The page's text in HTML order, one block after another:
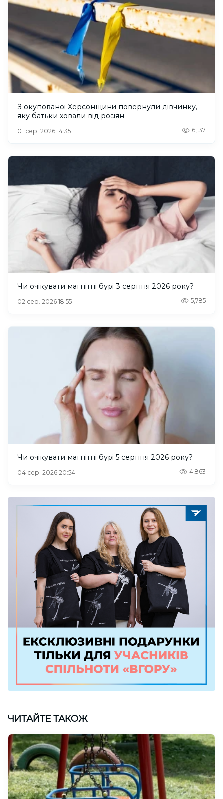
З окупованої Херсонщини повернули дівчинку,
яку батьки ховали від росіян
01 сер. 2026 14:35 6,137
Чи очікувати магнітні бурі 3 серпня 2026 року?
02 сер. 2026 18:55 5,785
Чи очікувати магнітні бурі 5 серпня 2026 року?
04 сер. 2026 20:54 4,863
ЧИТАЙТЕ ТАКОЖ